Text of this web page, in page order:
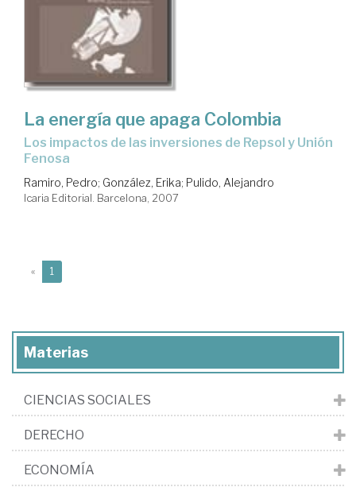
La energía que apaga Colombia
los impactos de las inversiones de Repsol y Unión
Fenosa
Ramiro, Pedro; González, Erika; Pulido, Alejandro
Icaria Editorial. Barcelona, 2007
« 1
Materias
CIENCIAS SOCIALES
DERECHO
ECONOMÍA